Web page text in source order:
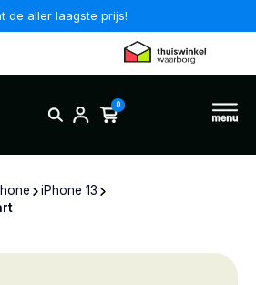
de aller laagste prijs!
0
iPhone 13